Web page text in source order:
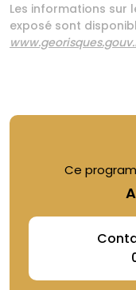
Les informations sur
exposé sont
Ce